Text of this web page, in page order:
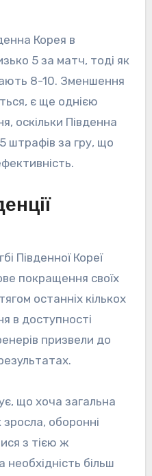
Корея в
5 за матч, тоді як
8-10. Зменшення
є ще однією
оскільки Південна
штрафів за гру, що
Південної Кореї
покращення своїх
останніх кількох
в доступності
призвели до
що хоча загальна
зросла, оборонні
з тією ж
більш